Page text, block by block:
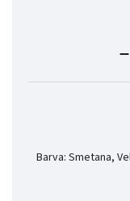
Barva: Smetana,